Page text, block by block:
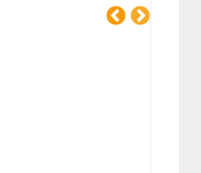
Previous